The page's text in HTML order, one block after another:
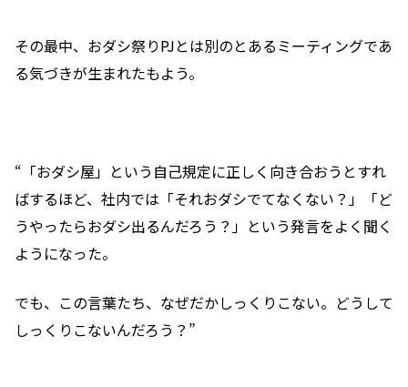
その最中、おダシ祭りPJとは別のとあるミーティングであ
る気づきが生まれたもよう。
“「おダシ屋」という自己規定に正しく向き合おうとすれ
ばするほど、社内では「それおダシでてなくない？」「ど
うやったらおダシ出るんだろう？」という発言をよく聞く
ようになった。
でも、この言葉たち、なぜだかしっくりこない。どうして
しっくりこないんだろう？”